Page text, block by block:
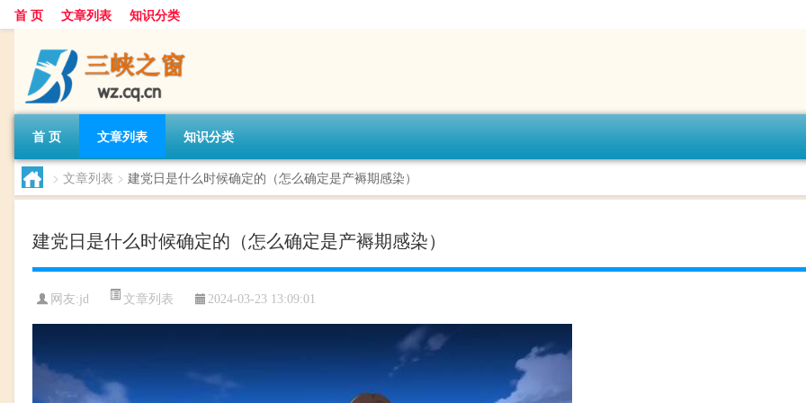
首 页 文章列表 知识分类
首 页 文章列表 知识分类
> 文章列表 > 建党日是什么时候确定的（怎么确定是产褥期感染）
建党日是什么时候确定的（怎么确定是产褥期感染）
网友:jd 文章列表 2024-03-23 13:09:01